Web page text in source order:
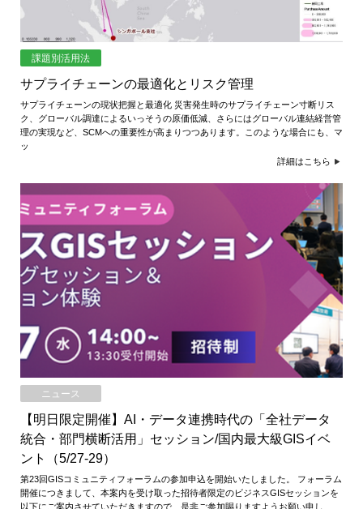
課題別活用法
サプライチェーンの最適化とリスク管理
サプライチェーンの現状把握と最適化 災害発生時のサプライチェーン寸断リス
ク、グローバル調達によるいっそうの原価低減、さらにはグローバル連結経営管
理の実現など、SCMへの重要性が高まりつつあります。このような場合にも、マ
ッ
詳細はこちら
ニュース
【明日限定開催】AI・データ連携時代の「全社データ
統合・部門横断活用」セッション/国内最大級GISイベ
ント（5/27-29）
第23回GISコミュニティフォーラムの参加申込を開始いたしました。 フォーラム
開催につきまして、本案内を受け取った招待者限定のビジネスGISセッションを
以下にご案内させていただきますので、是非ご参加賜りますようお願い申し